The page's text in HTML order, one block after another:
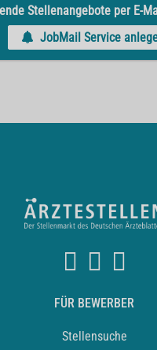
Stellenangebote per E-
JobMail Service
FÜR BEWERBER
Stellensuche